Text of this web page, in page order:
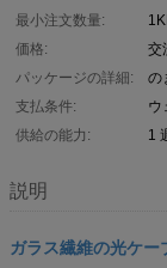
最小注文数量:
価格:
交
パッケージの詳細:
の
支払条件:
ウ
供給の能力:
1
説明
ガラス繊維の光ケー